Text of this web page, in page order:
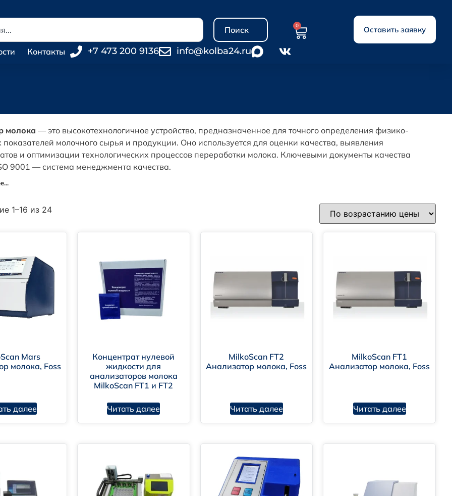
Поиск 0 Оставить заявку
Контакты +7 473 200 9136 info@kolba24.ru
молока — это высокотехнологичное устройство, предназначенное для точного определения физико-
показателей молочного сырья и продукции. Оно используется для оценки качества, выявления
и оптимизации технологических процессов переработки молока. Ключевыми документы качества
9001 — система менеджмента качества.
Клевер-2 (Уликор)
1–16 из 24
Mars
молока, Foss
далее
Концентрат нулевой
жидкости для
анализаторов молока
MilkoScan FT1 и FT2
Читать далее
MilkoScan FT2
Анализатор молока, Foss
Читать далее
MilkoScan FT1
Анализатор молока, Foss
Читать далее